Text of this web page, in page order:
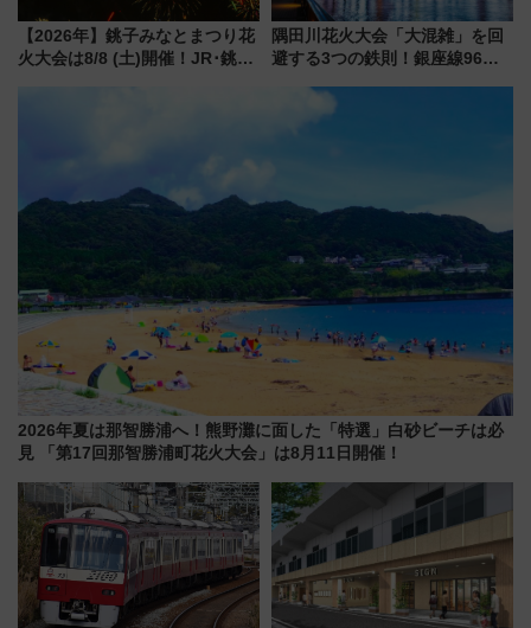
【2026年】銚子みなとまつり花
火大会は8/8 (土)開催！JR･銚子
隅田川花火大会「大混雑」を回
避する3つの鉄則！銀座線96本
ツリー駅の規制まとめ 7/25開催
2026年夏は那智勝浦へ！熊野灘に面した「特選」白砂ビーチは必
見 「第17回那智勝浦町花火大会」は8月11日開催！